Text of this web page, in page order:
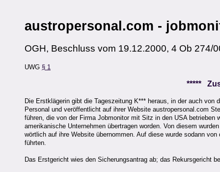
austropersonal.com -
OGH, Beschluss vom 19.12.2000, 4 Ob 274/
UWG § 1
*****
Die Erstklägerin gibt die Tageszeitung K*** heraus, in der auch
Personal und veröffentlicht auf ihrer Website austropersonal.com
führen, die von der Firma Jobmonitor mit Sitz in den USA
amerikanische Unternehmen übertragen worden. Von diesem
wörtlich auf ihre Website übernommen. Auf diese wurde sodann
führten.
Das Erstgericht wies den Sicherungsantrag ab; das Rekursgericht